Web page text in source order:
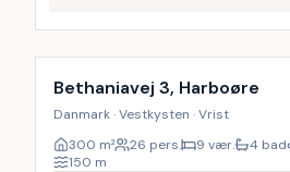
Inkl. rengøring
Bethaniavej 3, Harboøre
Danmark · Vestkysten · Vrist
300 m² 26 pers. 9 vær. 4 bad
150 m